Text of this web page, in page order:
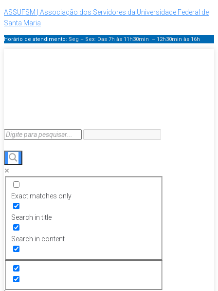
ASSUFSM | Associação dos Servidores da Universidade Federal de
Santa Maria
Horário de atendimento: Seg – Sex: Das 7h às 11h30min – 12h30min às 16h
Exact matches only
Search in title
Search in content